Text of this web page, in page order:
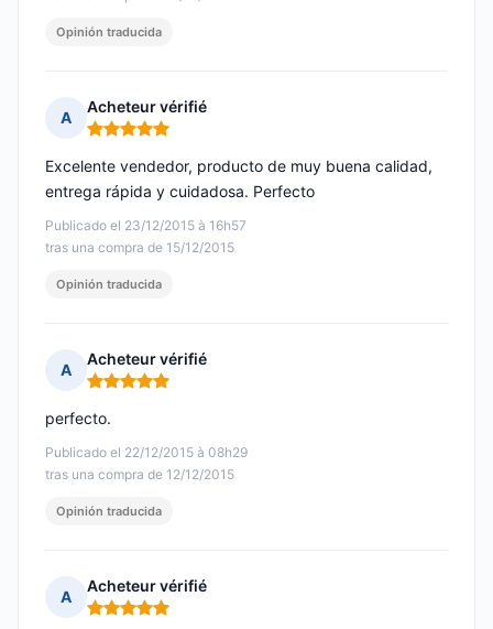
Opinión traducida
A
Acheteur vérifié
Nota: 5 de 5
Publicado el 23/12/2015 à 16h57
tras una compra de 15/12/2015
Excelente vendedor, producto de muy buena calidad,
entrega rápida y cuidadosa. Perfecto
Opinión traducida
A
Acheteur vérifié
Nota: 5 de 5
Publicado el 22/12/2015 à 08h29
tras una compra de 12/12/2015
perfecto.
Opinión traducida
A
Acheteur vérifié
Nota: 5 de 5